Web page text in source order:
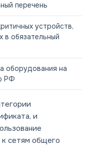
перечень
устройств,
в обязательный
оборудования на
РФ
и
сетям общего